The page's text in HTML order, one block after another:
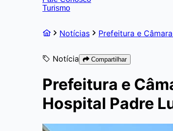
Turismo
Notícias Prefeitura e
Notícia Compartilhar
Prefeitura e
Hospital Padre